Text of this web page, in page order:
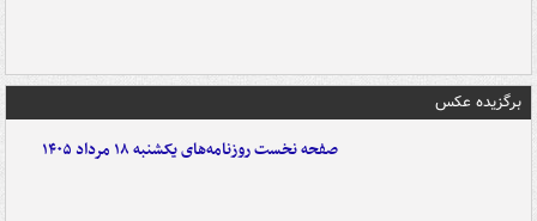
برگزیده عکس
صفحه نخست روزنامه‌های یکشنبه ۱۸ مرداد ۱۴۰۵